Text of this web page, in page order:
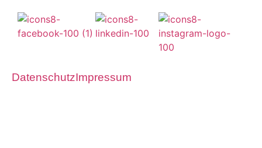
DatenschutzImpressum